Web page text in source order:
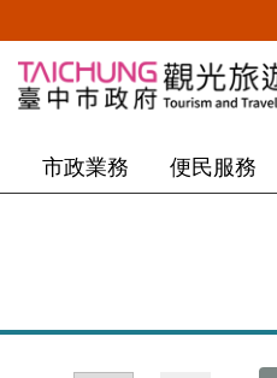
市政業務 便民服務